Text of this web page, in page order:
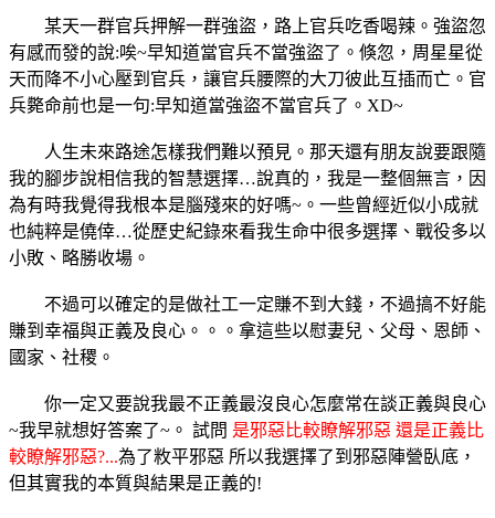
某天一群官兵押解一群強盜，路上官兵吃香喝辣。強盜忽
有感而發的說:唉~早知道當官兵不當強盜了。倏忽，周星星從
天而降不小心壓到官兵，讓官兵腰際的大刀彼此互插而亡。官
兵斃命前也是一句:早知道當強盜不當官兵了。XD~
人生未來路途怎樣我們難以預見。那天還有朋友說要跟隨
我的腳步說相信我的智慧選擇…說真的，我是一整個無言，因
為有時我覺得我根本是腦殘來的好嗎~。一些曾經近似小成就
也純粹是僥倖…從歷史紀錄來看我生命中很多選擇、戰役多以
小敗、略勝收場。
不過可以確定的是做社工一定賺不到大錢，不過搞不好能
賺到幸福與正義及良心。。。拿這些以慰妻兒、父母、恩師、
國家、社稷。
你一定又要說我最不正義最沒良心怎麼常在談正義與良心
~我早就想好答案了~。 試問 是邪惡比較瞭解邪惡 還是正義比
較瞭解邪惡?...為了敉平邪惡 所以我選擇了到邪惡陣營臥底，
但其實我的本質與結果是正義的!